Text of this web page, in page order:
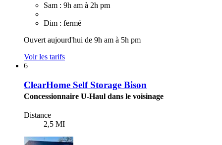
Sam : 9h am à 2h pm
Dim : fermé
Ouvert aujourd'hui de 9h am à 5h pm
Voir les tarifs
6
ClearHome Self Storage Bison
Concessionnaire U-Haul dans le voisinage
Distance
2,5 MI